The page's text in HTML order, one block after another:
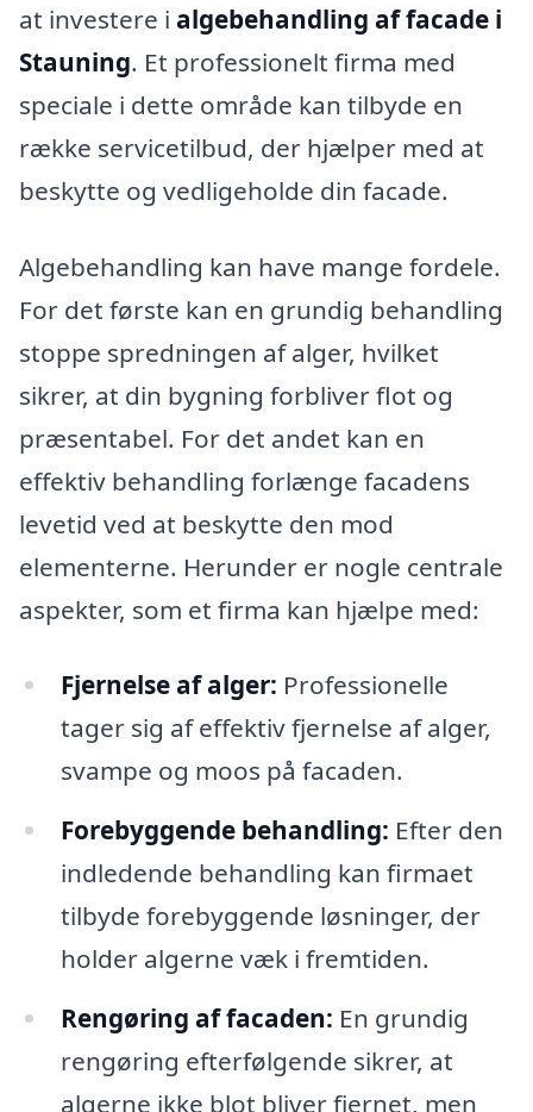
at investere i algebehandling af facade i
Stauning. Et professionelt firma med
speciale i dette område kan tilbyde en
række servicetilbud, der hjælper med at
beskytte og vedligeholde din facade.
Algebehandling kan have mange fordele.
For det første kan en grundig behandling
stoppe spredningen af alger, hvilket
sikrer, at din bygning forbliver flot og
præsentabel. For det andet kan en
effektiv behandling forlænge facadens
levetid ved at beskytte den mod
elementerne. Herunder er nogle centrale
aspekter, som et firma kan hjælpe med:
Fjernelse af alger: Professionelle
tager sig af effektiv fjernelse af alger,
svampe og moos på facaden.
Forebyggende behandling: Efter den
indledende behandling kan firmaet
tilbyde forebyggende løsninger, der
holder algerne væk i fremtiden.
Rengøring af facaden: En grundig
rengøring efterfølgende sikrer, at
algerne ikke blot bliver fjernet, men